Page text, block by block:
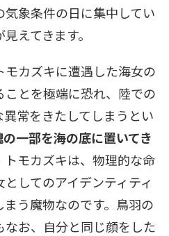
象条件の日に集中してい
えてきます。
カズキに遭遇した海女の
とを極端に恐れ、陸での
常をきたしてしまうとい
の一部を海の底に置いてき
トモカズキは、物理的な命
してのアイデンティティ
う魔物なのです。鳥羽の
お、自分と同じ顔をした